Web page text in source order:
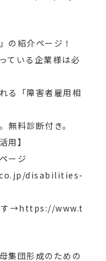
の紹介ページ！
ている企業様は必
る「障害者雇用相
無料診断付き。
用】
ージ
disabilities-
す→https://www.t
集団形成のための